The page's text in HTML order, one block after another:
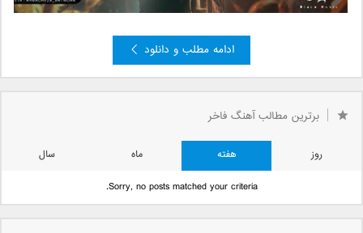
ادامه مطلب و دانلود
برترین مطالب آهنگ فاخر
روز هفته ماه
سال
Sorry, no posts matched your criteria.